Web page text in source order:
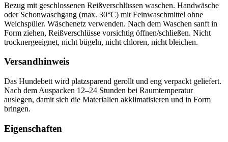
Bezug mit geschlossenen Reißverschlüssen waschen. Handwäsche
oder Schonwaschgang (max. 30°C) mit Feinwaschmittel ohne
Weichspüler. Wäschenetz verwenden. Nach dem Waschen sanft in
Form ziehen, Reißverschlüsse vorsichtig öffnen/schließen. Nicht
trocknergeeignet, nicht bügeln, nicht chloren, nicht bleichen.
Versandhinweis
Das Hundebett wird platzsparend gerollt und eng verpackt geliefert.
Nach dem Auspacken 12–24 Stunden bei Raumtemperatur
auslegen, damit sich die Materialien akklimatisieren und in Form
bringen.
Eigenschaften